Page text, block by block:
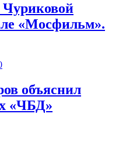
«Мосфильм».
объяснил
«ЧБД»